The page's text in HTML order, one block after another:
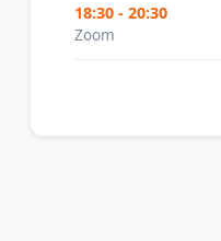
18:30 - 20:30
Zoom